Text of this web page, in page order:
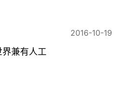
2016-10-19
兼有人工